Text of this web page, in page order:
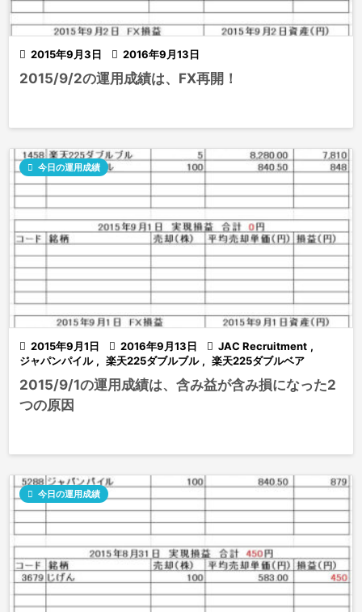
 2015年9月3日  2016年9月13日
2015/9/2の運用成績は、FX再開！
 2015年9月1日  2016年9月13日
 今日の運用成績
 JAC Recruitment ,
ジャパンパイル , 楽天225ダブルブル , 楽天225ダブルベア
2015/9/1の運用成績は、含み益が含み損になった2
つの原因
 今日の運用成績